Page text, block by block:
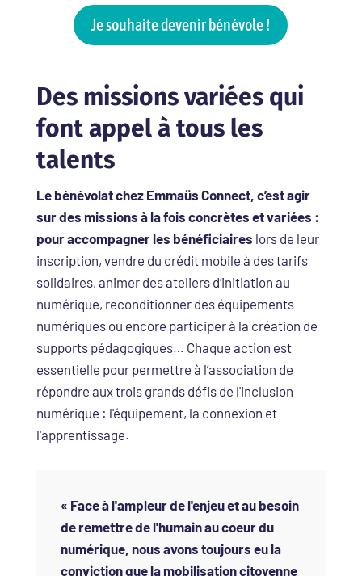
Je souhaite devenir bénévole !
Des missions variées qui
font appel à tous les
talents
Le bénévolat chez Emmaüs Connect, c’est agir
sur des missions à la fois concrètes et variées :
pour accompagner les bénéficiaires lors de leur
inscription, vendre du crédit mobile à des tarifs
solidaires, animer des ateliers d’initiation au
numérique, reconditionner des équipements
numériques ou encore participer à la création de
supports pédagogiques… Chaque action est
essentielle pour permettre à l’association de
répondre aux trois grands défis de l'inclusion
numérique : l'équipement, la connexion et
l'apprentissage.
« Face à l'ampleur de l'enjeu et au besoin
de remettre de l'humain au coeur du
numérique, nous avons toujours eu la
conviction que la mobilisation citoyenne